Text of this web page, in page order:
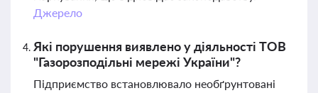
Джерело
Які порушення виявлено у діяльності ТОВ
"Газорозподільні мережі України"?
Підприємство встановлювало необґрунтовані